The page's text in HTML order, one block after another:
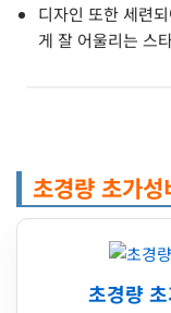
디자인 또한 세련
게 잘 어울리는 스
초경량 초가
초경량